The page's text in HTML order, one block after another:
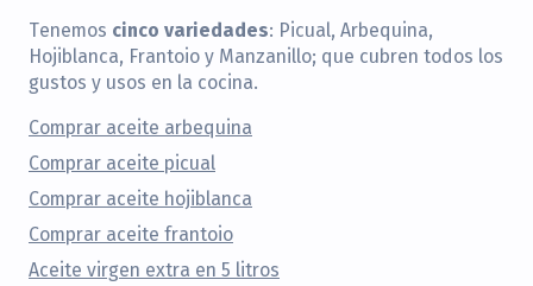
Tenemos cinco variedades: Picual, Arbequina,
Hojiblanca, Frantoio y Manzanillo; que cubren todos los
gustos y usos en la cocina.
Comprar aceite arbequina
Comprar aceite picual
Comprar aceite hojiblanca
Comprar aceite frantoio
Aceite virgen extra en 5 litros